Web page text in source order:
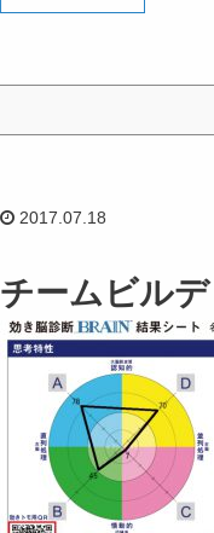
2017.07.18
チームビル